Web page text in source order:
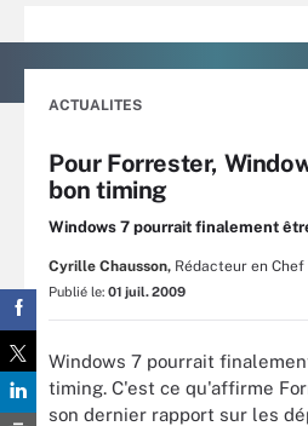
ACTUALITES
Pour Forrester,
bon timing
Windows 7 pourrait finalement
Cyrille Chausson, Rédacteur en Chef
Publié le: 01 juil. 2009
Windows 7 pourrait
timing. C'est ce qu'affirme
son dernier rapport sur les